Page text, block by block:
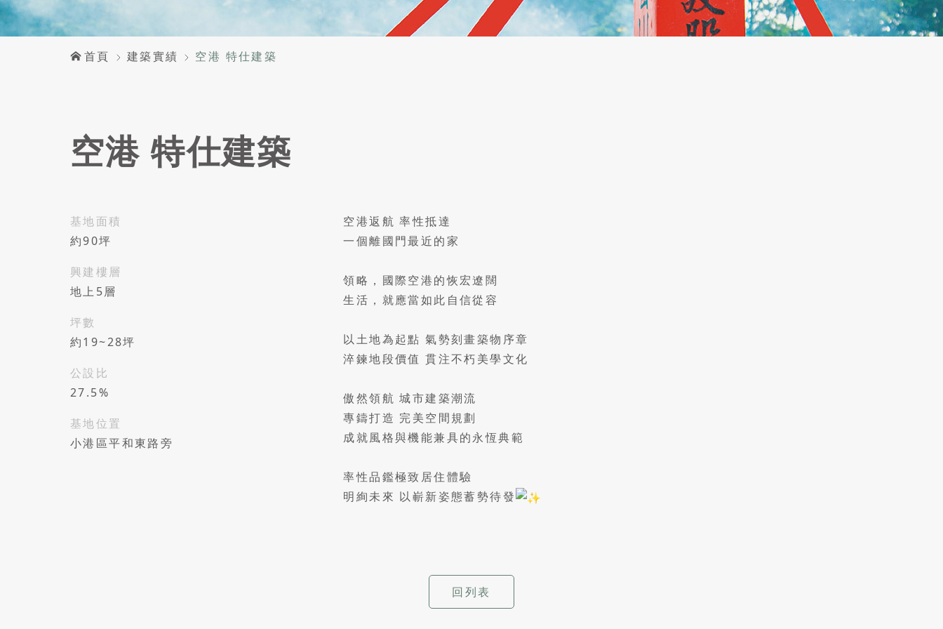
首頁 建築實績 空港 特仕建築
空港 特仕建築
基地面積
約90坪
興建樓層
地上5層
坪數
約19~28坪
公設比
27.5%
基地位置
小港區平和東路旁
空港返航 率性抵達
一個離國門最近的家
領略，國際空港的恢宏遼闊
生活，就應當如此自信從容
以土地為起點 氣勢刻畫築物序章
淬鍊地段價值 貫注不朽美學文化
傲然領航 城市建築潮流
專鑄打造 完美空間規劃
成就風格與機能兼具的永恆典範
率性品鑑極致居住體驗
明絢未來 以嶄新姿態蓄勢待發
回列表